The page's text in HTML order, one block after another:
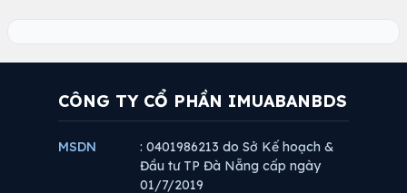
CÔNG TY CỔ PHẦN IMUABANBDS
MSDN
: 0401986213 do Sở Kế hoạch &
Đầu tư TP Đà Nẵng cấp ngày
01/7/2019